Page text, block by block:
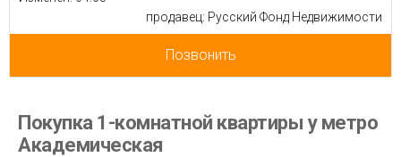
продавец: Русский Фонд Недвижимости
Позвонить
Покупка 1-комнатной квартиры у метро
Академическая